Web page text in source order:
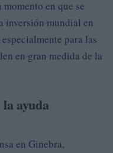
en que se
inversión mundial en
para las
en gran medida de la
ayuda
en Ginebra,